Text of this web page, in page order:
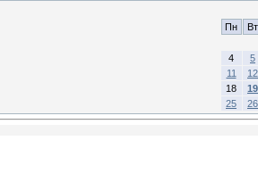
Пн Вт
4
5
11
12
18
19
25
26